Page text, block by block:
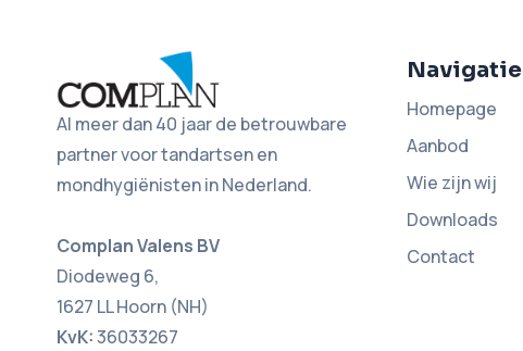
Al meer dan 40 jaar de betrouwbare
partner voor tandartsen en
mondhygiënisten in Nederland.
Complan Valens BV
Diodeweg 6,
1627 LL Hoorn (NH)
KvK:36033267
Navigatie
Homepage
Aanbod
Wie zijn wij
Downloads
Contact